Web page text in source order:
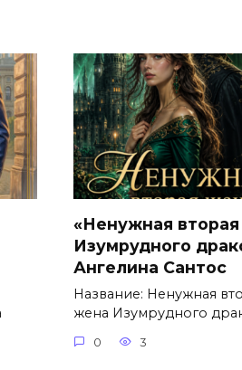
«Ненужная
Изумрудного
Ангелина Сантос
Название: Ненужная
жена Изумрудного
0 3